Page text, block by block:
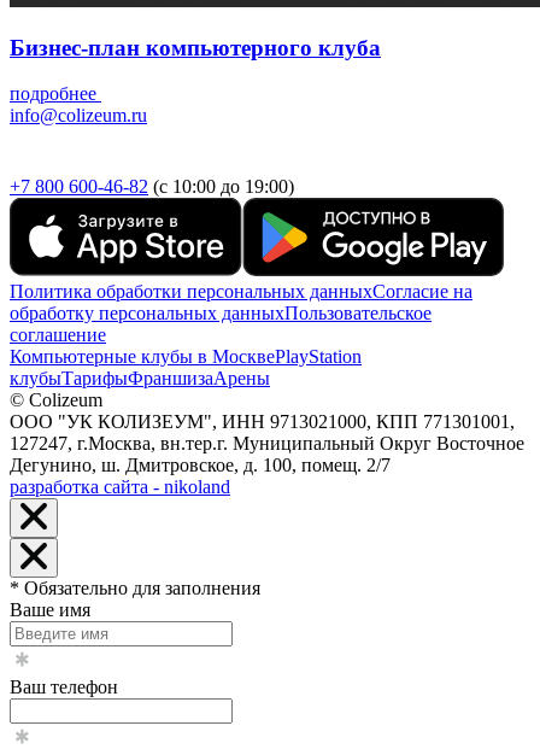
Бизнес-план компьютерного клуба
подробнее
info@colizeum.ru
+7 800 600-46-82 (с 10:00 до 19:00)
Политика обработки персональных данныхСогласие на
обработку персональных данныхПользовательское
соглашение
Компьютерные клубы в МосквеPlayStation
клубыТарифыФраншизаАрены
© Colizeum
ООО "УК КОЛИЗЕУМ", ИНН 9713021000, КПП 771301001,
127247, г.Москва, вн.тер.г. Муниципальный Округ Восточное
Дегунино, ш. Дмитровское, д. 100, помещ. 2/7
разработка сайта - nikoland
* Обязательно для заполнения
Ваше имя
Ваш телефон